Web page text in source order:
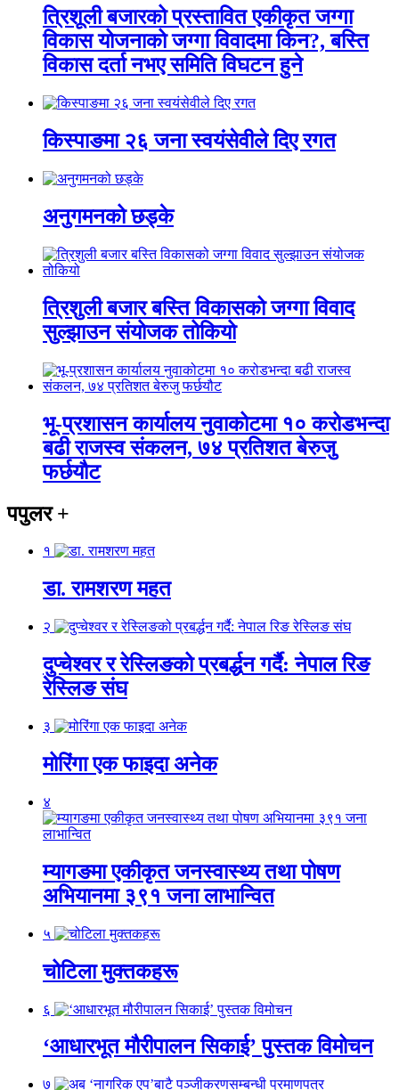
त्रिशूली बजारको प्रस्तावित एकीकृत जग्गा
विकास योजनाको जग्गा विवादमा किन?, बस्ति
विकास दर्ता नभए समिति विघटन हुने
किस्पाङमा २६ जना स्वयंसेवीले दिए रगत
अनुगमनको छड्के
त्रिशुली बजार बस्ति विकासको जग्गा विवाद
सुल्झाउन संयोजक तोकियो
भू-प्रशासन कार्यालय नुवाकोटमा १० करोडभन्दा
बढी राजस्व संकलन, ७४ प्रतिशत बेरुजु
फर्छयौट
पपुलर+
१
डा. रामशरण महत
२
दुप्चेश्वर र रेस्लिङको प्रबर्द्धन गर्दै: नेपाल रिङ
रेस्लिङ संघ
३
मोरिंगा एक फाइदा अनेक
४
म्यागङमा एकीकृत जनस्वास्थ्य तथा पोषण
अभियानमा ३९१ जना लाभान्वित
५
चोटिला मुक्तकहरू
६
‘आधारभूत मौरीपालन सिकाई’ पुस्तक विमोचन
७